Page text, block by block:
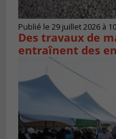
Publié le 29 juillet 2026 à
Des travaux de
entraînent des